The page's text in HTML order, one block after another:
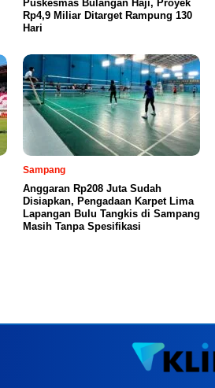
Puskesmas Bulangan Haji, Proyek
Rp4,9 Miliar Ditarget Rampung 130
Hari
Sampang
Anggaran Rp208 Juta Sudah
Disiapkan, Pengadaan Karpet Lima
Lapangan Bulu Tangkis di Sampang
Masih Tanpa Spesifikasi